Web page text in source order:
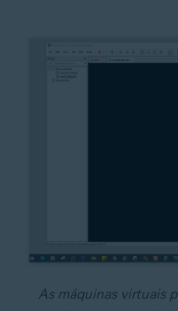
As máquinas virtuais